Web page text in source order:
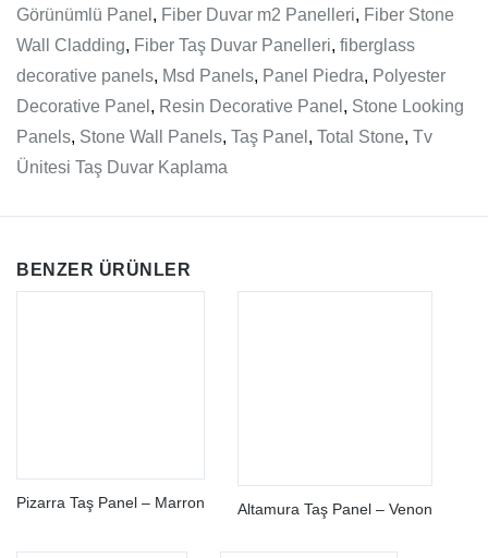
Görünümlü Panel , Fiber Duvar m2 Panelleri, Fiber Stone
Wall Cladding, Fiber Taş Duvar Panelleri, fiberglass
decorative panels, Msd Panels, Panel Piedra, Polyester
Decorative Panel , Resin Decorative Panel , Stone Looking
Panels, Stone Wall Panels, Taş Panel , Total Stone, Tv
Ünitesi Taş Duvar Kaplama
BENZER ÜRÜNLER
Pizarra Taş Panel – Marron Altamura Taş Panel – Venon